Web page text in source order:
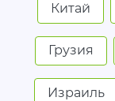
Китай
Грузия
Израиль